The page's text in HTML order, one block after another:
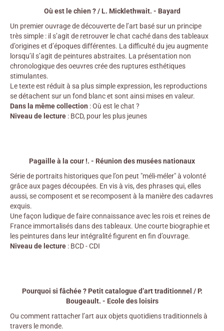
Où est le chien ? / L. Micklethwait. - Bayard
Un premier ouvrage de découverte de l’art basé sur un principe
très simple : il s’agit de retrouver le chat caché dans des tableaux
d’origines et d’époques différentes. La difficulté du jeu augmente
lorsqu’il s’agit de peintures abstraites. La présentation non
chronologique des oeuvres crée des ruptures esthétiques
stimulantes.
Le texte est réduit à sa plus simple expression, les reproductions
se détachent sur un fond blanc et sont ainsi mises en valeur.
Dans la même collection : Où est le chat ?
Niveau de lecture : BCD, pour les plus jeunes
Pagaille à la cour !. - Réunion des musées nationaux
Série de portraits historiques que l’on peut "méli-méler" à volonté
grâce aux pages découpées. En vis à vis, des phrases qui, elles
aussi, se composent et se recomposent à la manière des cadavres
exquis.
Une façon ludique de faire connaissance avec les rois et reines de
France immortalisés dans des tableaux. Une courte biographie et
les peintures dans leur intégralité figurent en fin d’ouvrage.
Niveau de lecture : BCD - CDI
Pourquoi si fâchée ? Petit catalogue d’art traditionnel / P.
Bougeault. - Ecole des loisirs
Ou comment rattacher l’art aux objets quotidiens traditionnels à
travers le monde.